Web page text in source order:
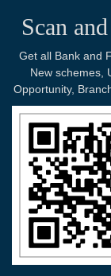
Scan
Get all Bank and
New schemes,
Opportunity,